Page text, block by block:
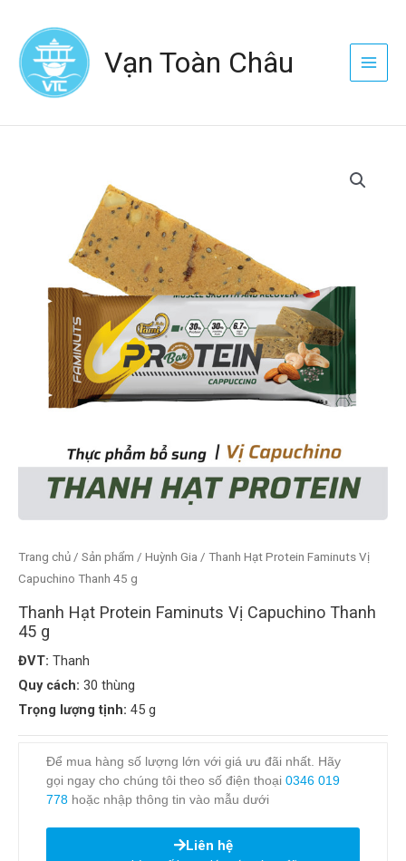
dung
Vạn Toàn Châu
Menu
Trang chủ / Sản phẩm / Huỳnh Gia / Thanh Hạt Protein Faminuts Vị
Capuchino Thanh 45 g
Thanh Hạt Protein Faminuts Vị Capuchino Thanh
45 g
ĐVT: Thanh
Quy cách: 30 thùng
Trọng lượng tịnh: 45 g
Để mua hàng số lượng lớn với giá ưu đãi nhất. Hãy
gọi ngay cho chúng tôi theo số điện thoại 0346 019
778 hoặc nhập thông tin vào mẫu dưới
Liên hệ